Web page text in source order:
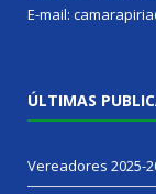
E-mail:
ÚLTIMAS
Vereadores 2025-